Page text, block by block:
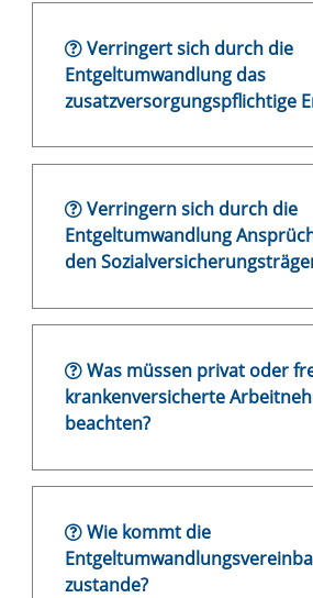
Verringert sich durch die
Entgeltumwandlung das
zusatzversorgungspflichtige
Verringern sich durch die
Entgeltumwandlung
den
Was müssen privat oder
krankenversicherte
beachten?
Wie kommt die
zustande?